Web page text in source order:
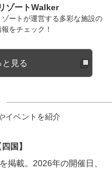
ゾートWalker
ゾートが運営する多彩な施設の
をチェック！
見る
イベントを紹介
国】
掲載。2026年の開催日、